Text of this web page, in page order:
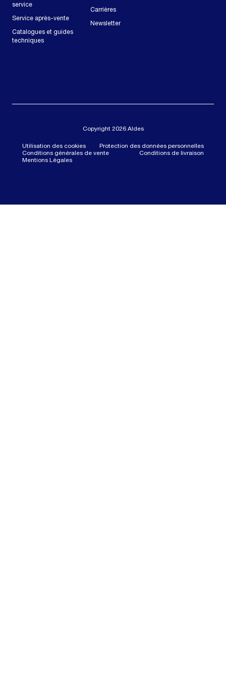
service
Service après-vente
Catalogues et guides
techniques
Carrières
Newsletter
Copyright 2026 Aldes
Utilisation des cookies
Protection des données personnelles
Conditions générales de vente
Conditions de livraison
Mentions Légales